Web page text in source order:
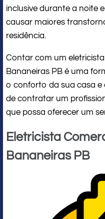
inclusive durante a noite
causar maiores
residência.
Contar com um
Bananeiras PB é uma
o conforto da sua casa e
de contratar um
que possa oferecer um
Eletricista
Bananeiras PB